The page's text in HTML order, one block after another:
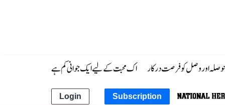
حوصلہ اور وصل کو فرصت درکار اک محبت کے لیے ایک جوانی کم ہے
Subscription
Login